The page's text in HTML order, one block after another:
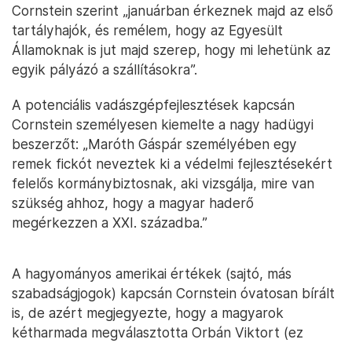
Cornstein szerint „januárban érkeznek majd az első
tartályhajók, és remélem, hogy az Egyesült
Államoknak is jut majd szerep, hogy mi lehetünk az
egyik pályázó a szállításokra”.
A potenciális vadászgépfejlesztések kapcsán
Cornstein személyesen kiemelte a nagy hadügyi
beszerzőt: „Maróth Gáspár személyében egy
remek fickót neveztek ki a védelmi fejlesztésekért
felelős kormánybiztosnak, aki vizsgálja, mire van
szükség ahhoz, hogy a magyar haderő
megérkezzen a XXI. századba.”
A hagyományos amerikai értékek (sajtó, más
szabadságjogok) kapcsán Cornstein óvatosan bírált
is, de azért megjegyezte, hogy a magyarok
kétharmada megválasztotta Orbán Viktort (ez